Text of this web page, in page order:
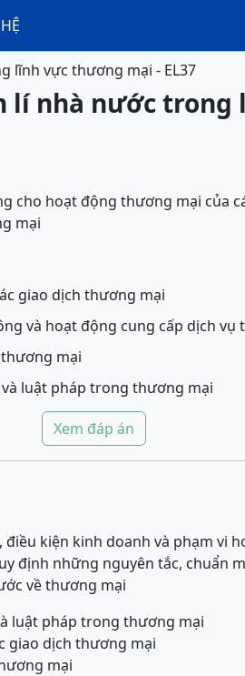
lĩnh vực thương mại - EL37
lí nhà nước
cho hoạt động thương mại của
mại
giao dịch thương mại
và hoạt động cung cấp dịch
mại
luật pháp trong thương mại
Xem đáp án
điều kiện kinh doanh và phạm vi
định những nguyên tắc, chuẩn
về thương mại
luật pháp trong thương mại
giao dịch thương mại
mại